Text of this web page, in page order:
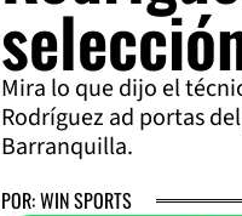
Mira lo que dijo el
Rodríguez ad portas
Barranquilla.
POR: WIN SPORTS